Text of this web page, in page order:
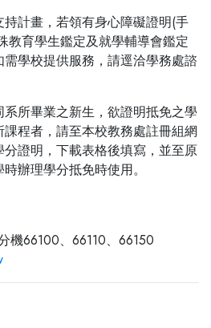
計畫，若領有身心障礙證明(手
教育學生鑑定及就學輔導會鑑定
學校提供服務，請逕洽學務處諮
所畢業之新生，欲證明抵免之學
程者，請至本校教務處註冊組網
證明，下載表格後填寫，並至原
辦理學分抵免時使用。
機66100、66110、66150